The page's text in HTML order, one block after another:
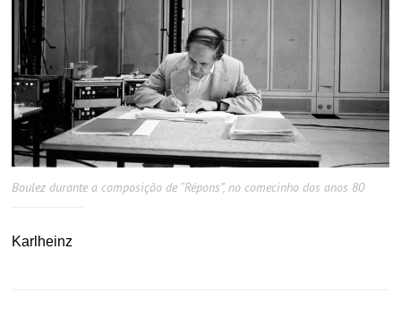
Boulez durante a composição de “Répons”, no comecinho dos anos 80
Karlheinz